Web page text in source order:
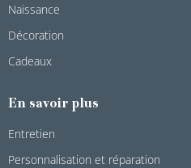
Naissance
Décoration
Cadeaux
En savoir plus
Entretien
Personnalisation et réparation